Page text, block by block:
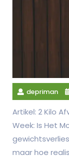
depriman
Artikel: 2 Kilo
Week: Is Het
maar hoe